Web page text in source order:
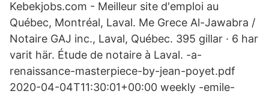
Kebekjobs.com - Meilleur site d'emploi au
Québec, Montréal, Laval. Me Grece Al-Jawabra /
Notaire GAJ inc., Laval, Québec. 395 gillar · 6 har
varit här. Étude de notaire à Laval. -a-
renaissance-masterpiece-by-jean-poyet.pdf
2020-04-04T11:30:01+00:00 weekly -emile-